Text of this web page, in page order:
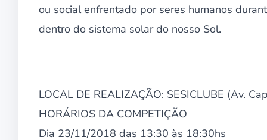
ou social enfrentado por seres humanos
dentro do sistema solar do nosso Sol.
LOCAL DE REALIZAÇÃO: SESICLUBE (Av.
HORÁRIOS DA COMPETIÇÃO
Dia 23/11/2018 das 13:30 às 18:30hs